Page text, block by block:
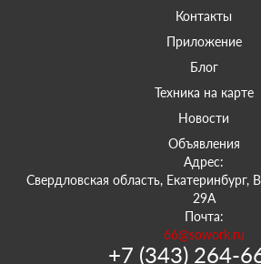
Контакты
Приложение
Блог
Техника на карте
Новости
Объявления
Адрес:
Свердловская область, Екатеринбург,
29А
Почта:
66@sowork.ru
+7 (343) 264-